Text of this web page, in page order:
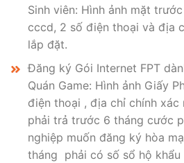
Sinh viên: Hình ảnh mặt
cccd, 2 số điện thoại và địa
lắp đặt.
Đăng ký Gói Internet FPT
Quán Game: Hình ảnh Giấy
điện thoại , địa chỉ chính xác
phải trả trước 6 tháng cước
nghiệp muốn đăng ký hòa
tháng phải có số sổ hộ